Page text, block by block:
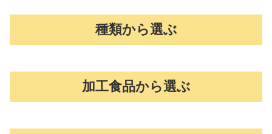
種類から選ぶ
加工食品から選ぶ